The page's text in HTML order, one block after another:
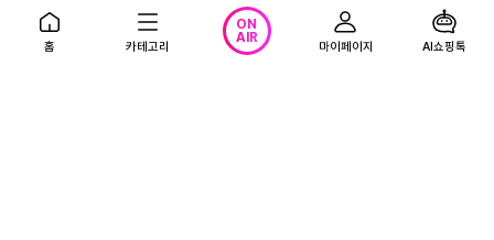
앱다운로드 고객센터
홈 카테고리
ON
AIR
마이페이지 AI쇼핑톡